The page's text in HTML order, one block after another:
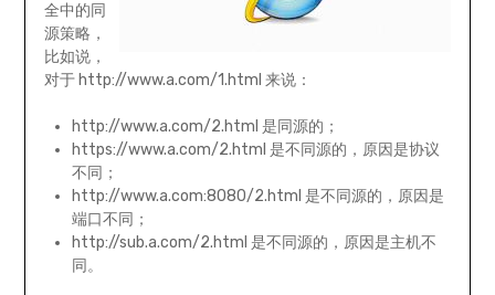
全中的同
源策略，
比如说，
对于 http://www.a.com/1.html 来说：
http://www.a.com/2.html 是同源的；
https://www.a.com/2.html 是不同源的，原因是协议
不同；
http://www.a.com:8080/2.html 是不同源的，原因是
端口不同；
http://sub.a.com/2.html 是不同源的，原因是主机不
同。